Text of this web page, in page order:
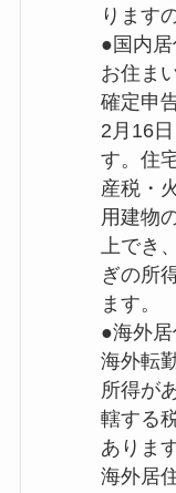
ります
●国内
お住ま
確定申
2月16
す。住
産税・
用建物
上でき
ぎの所
ます。
●海外
海外転
所得が
轄する
あります
海外居